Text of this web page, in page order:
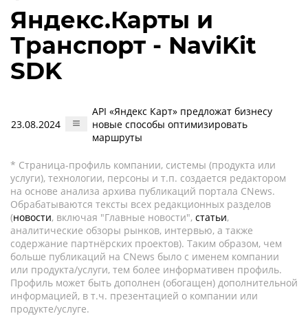
Яндекс.Карты и
Транспорт - NaviKit
SDK
23.08.2024
API «Яндекс Карт» предложат бизнесу
новые способы оптимизировать
маршруты
* Страница-профиль компании, системы (продукта или
услуги), технологии, персоны и т.п. создается редактором
на основе анализа архива публикаций портала CNews.
Обрабатываются тексты всех редакционных разделов
(новости, включая "Главные новости", статьи,
аналитические обзоры рынков, интервью, а также
содержание партнёрских проектов). Таким образом, чем
больше публикаций на CNews было с именем компании
или продукта/услуги, тем более информативен профиль.
Профиль может быть дополнен (обогащен) дополнительной
информацией, в т.ч. презентацией о компании или
продукте/услуге.